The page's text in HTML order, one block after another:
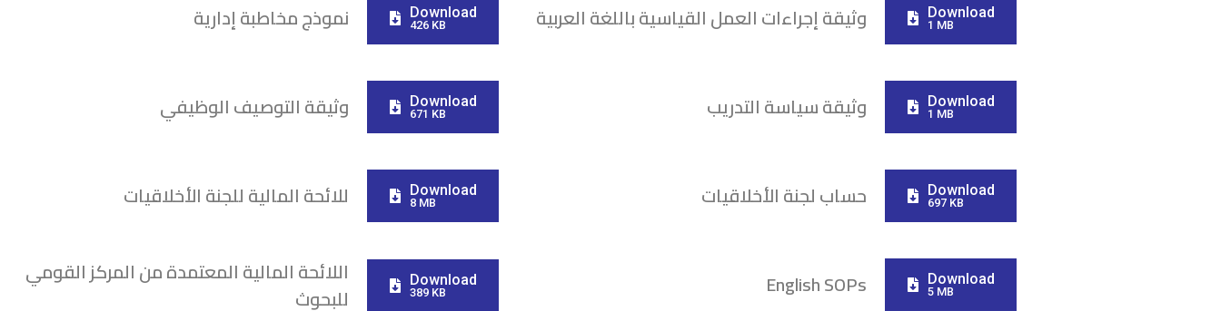
نموذج مخاطبة إدارية Download
426 KB وثيقة إجراءات العمل القياسية باللغة العربية Download
1 MB
وثيقة التوصيف الوظيفي Download
671 KB وثيقة سياسة التدريب Download
1 MB
للائحة المالية للجنة الأخلاقيات Download
8 MB حساب لجنة الأخلاقيات Download
697 KB
اللائحة المالية المعتمدة من المركز القومي
للبحوث
Download
389 KB English SOPs Download
5 MB